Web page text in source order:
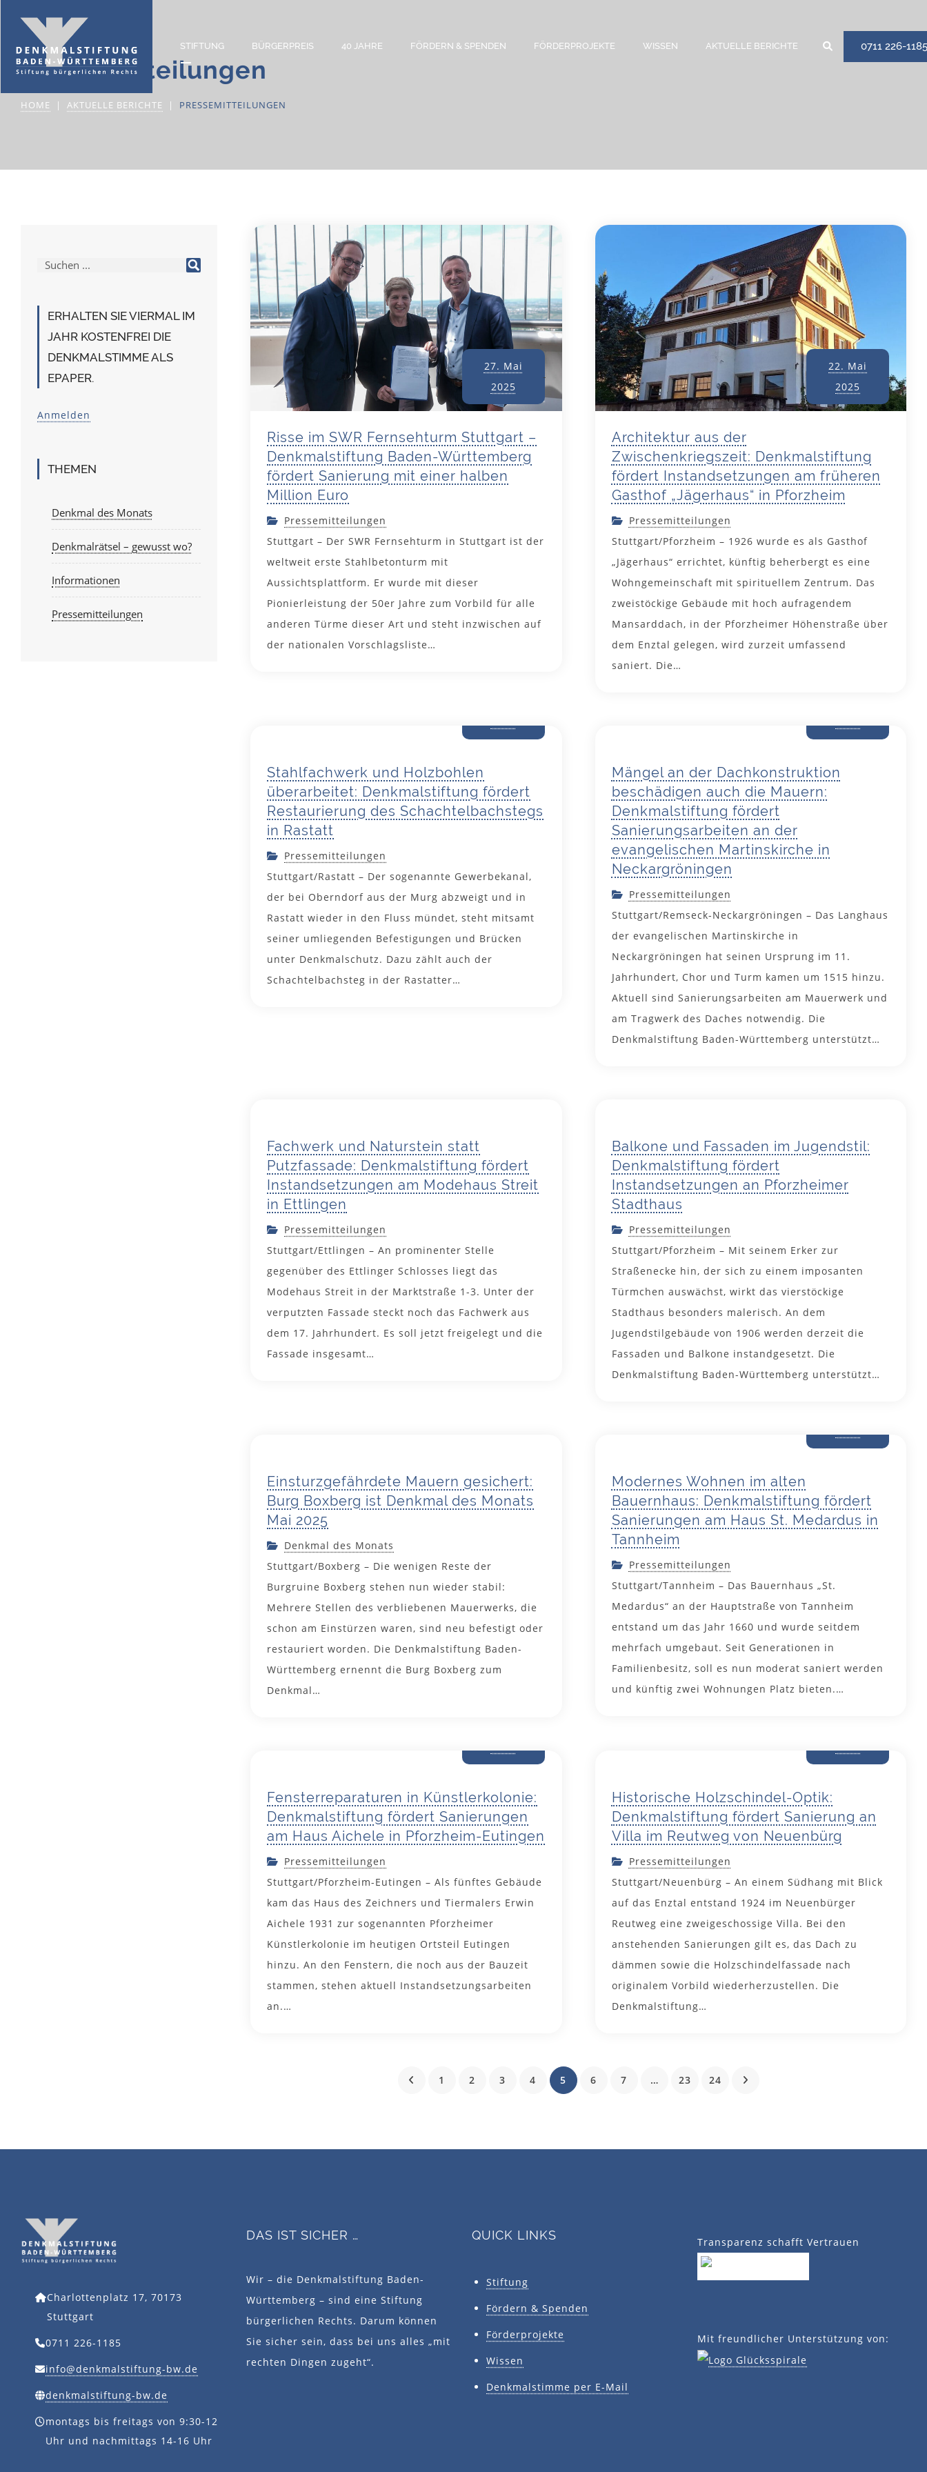
STIFTUNG BÜRGERPREIS 40 JAHRE FÖRDERN & SPENDEN FÖRDERPROJEKTE WISSEN AKTUELLE BERICHTE 0711 226-1185
Pressemitteilungen
HOME AKTUELLE BERICHTE PRESSEMITTEILUNGEN
ERHALTEN SIE VIERMAL IM
JAHR KOSTENFREI DIE
DENKMALSTIMME ALS
EPAPER.
Anmelden
THEMEN
Denkmal des Monats
Denkmalrätsel – gewusst wo?
Informationen
Pressemitteilungen
Risse im SWR Fernsehturm Stuttgart –
Denkmalstiftung Baden-Württemberg
fördert Sanierung mit einer halben
Million Euro
27. Mai
2025
Pressemitteilungen
Stuttgart – Der SWR Fernsehturm in Stuttgart ist der
weltweit erste Stahlbetonturm mit
Aussichtsplattform. Er wurde mit dieser
Pionierleistung der 50er Jahre zum Vorbild für alle
anderen Türme dieser Art und steht inzwischen auf
der nationalen Vorschlagsliste…
Architektur aus der
Zwischenkriegszeit: Denkmalstiftung
fördert Instandsetzungen am früheren
Gasthof „Jägerhaus“ in Pforzheim
22. Mai
2025
Pressemitteilungen
Stuttgart/Pforzheim – 1926 wurde es als Gasthof
„Jägerhaus“ errichtet, künftig beherbergt es eine
Wohngemeinschaft mit spirituellem Zentrum. Das
zweistöckige Gebäude mit hoch aufragendem
Mansarddach, in der Pforzheimer Höhenstraße über
dem Enztal gelegen, wird zurzeit umfassend
saniert. Die…
Stahlfachwerk und Holzbohlen
überarbeitet: Denkmalstiftung fördert
Restaurierung des Schachtelbachstegs
in Rastatt
Pressemitteilungen
Stuttgart/Rastatt – Der sogenannte Gewerbekanal,
der bei Oberndorf aus der Murg abzweigt und in
Rastatt wieder in den Fluss mündet, steht mitsamt
seiner umliegenden Befestigungen und Brücken
unter Denkmalschutz. Dazu zählt auch der
Schachtelbachsteg in der Rastatter…
Mängel an der Dachkonstruktion
beschädigen auch die Mauern:
Denkmalstiftung fördert
Sanierungsarbeiten an der
evangelischen Martinskirche in
Neckargröningen
Pressemitteilungen
Stuttgart/Remseck-Neckargröningen – Das Langhaus
der evangelischen Martinskirche in
Neckargröningen hat seinen Ursprung im 11.
Jahrhundert, Chor und Turm kamen um 1515 hinzu.
Aktuell sind Sanierungsarbeiten am Mauerwerk und
am Tragwerk des Daches notwendig. Die
Denkmalstiftung Baden-Württemberg unterstützt…
Fachwerk und Naturstein statt
Putzfassade: Denkmalstiftung fördert
Instandsetzungen am Modehaus Streit
in Ettlingen
Pressemitteilungen
Stuttgart/Ettlingen – An prominenter Stelle
gegenüber des Ettlinger Schlosses liegt das
Modehaus Streit in der Marktstraße 1-3. Unter der
verputzten Fassade steckt noch das Fachwerk aus
dem 17. Jahrhundert. Es soll jetzt freigelegt und die
Fassade insgesamt…
Balkone und Fassaden im Jugendstil:
Denkmalstiftung fördert
Instandsetzungen an Pforzheimer
Stadthaus
Pressemitteilungen
Stuttgart/Pforzheim – Mit seinem Erker zur
Straßenecke hin, der sich zu einem imposanten
Türmchen auswächst, wirkt das vierstöckige
Stadthaus besonders malerisch. An dem
Jugendstilgebäude von 1906 werden derzeit die
Fassaden und Balkone instandgesetzt. Die
Denkmalstiftung Baden-Württemberg unterstützt…
Einsturzgefährdete Mauern gesichert:
Burg Boxberg ist Denkmal des Monats
Mai 2025
Denkmal des Monats
Stuttgart/Boxberg – Die wenigen Reste der
Burgruine Boxberg stehen nun wieder stabil:
Mehrere Stellen des verbliebenen Mauerwerks, die
schon am Einstürzen waren, sind neu befestigt oder
restauriert worden. Die Denkmalstiftung Baden-
Württemberg ernennt die Burg Boxberg zum
Denkmal…
Modernes Wohnen im alten
Bauernhaus: Denkmalstiftung fördert
Sanierungen am Haus St. Medardus in
Tannheim
Pressemitteilungen
Stuttgart/Tannheim – Das Bauernhaus „St.
Medardus“ an der Hauptstraße von Tannheim
entstand um das Jahr 1660 und wurde seitdem
mehrfach umgebaut. Seit Generationen in
Familienbesitz, soll es nun moderat saniert werden
und künftig zwei Wohnungen Platz bieten.…
Fensterreparaturen in Künstlerkolonie:
Denkmalstiftung fördert Sanierungen
am Haus Aichele in Pforzheim-Eutingen
Pressemitteilungen
Stuttgart/Pforzheim-Eutingen – Als fünftes Gebäude
kam das Haus des Zeichners und Tiermalers Erwin
Aichele 1931 zur sogenannten Pforzheimer
Künstlerkolonie im heutigen Ortsteil Eutingen
hinzu. An den Fenstern, die noch aus der Bauzeit
stammen, stehen aktuell Instandsetzungsarbeiten
an.…
Historische Holzschindel-Optik:
Denkmalstiftung fördert Sanierung an
Villa im Reutweg von Neuenbürg
Pressemitteilungen
Stuttgart/Neuenbürg – An einem Südhang mit Blick
auf das Enztal entstand 1924 im Neuenbürger
Reutweg eine zweigeschossige Villa. Bei den
anstehenden Sanierungen gilt es, das Dach zu
dämmen sowie die Holzschindelfassade nach
originalem Vorbild wiederherzustellen. Die
Denkmalstiftung…
1 2 3 4 5 6 7 … 23 24
Charlottenplatz 17, 70173
Stuttgart
0711 226-1185
info@denkmalstiftung-bw.de
denkmalstiftung-bw.de
montags bis freitags von 9:30-12
Uhr und nachmittags 14-16 Uhr
DAS IST SICHER …
Wir – die Denkmalstiftung Baden-
Württemberg – sind eine Stiftung
bürgerlichen Rechts. Darum können
Sie sicher sein, dass bei uns alles „mit
rechten Dingen zugeht“.
QUICK LINKS
Stiftung
Fördern & Spenden
Förderprojekte
Wissen
Denkmalstimme per E-Mail
Transparenz schafft Vertrauen
Mit freundlicher Unterstützung von: